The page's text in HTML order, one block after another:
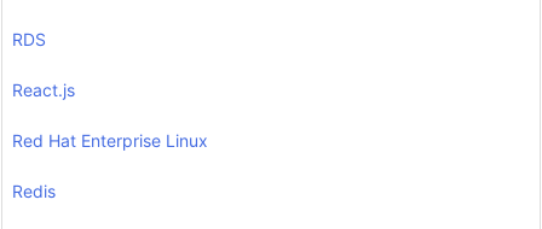
RDS
React.js
Red Hat Enterprise Linux
Redis